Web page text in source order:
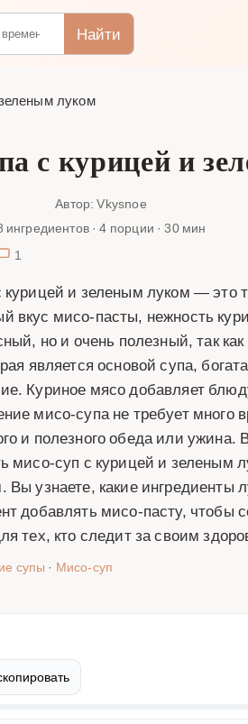
Найти
луком
с курицей и
Автор: Vkysnoe
ингредиентов · 4 порции · 30 мин
1
и зеленым луком — это
вкус мисо-пасты, нежность
но и очень полезный, так
является основой супа,
Куриное мясо добавляет
мисо-супа не требует
и полезного обеда или
мисо-суп с курицей и
узнаете, какие ингредиенты
добавлять мисо-пасту, чтобы
тех, кто следит за своим
супы · Мисо-суп